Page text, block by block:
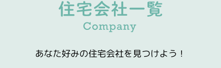
あなた好みの住宅会社を見つけよう！